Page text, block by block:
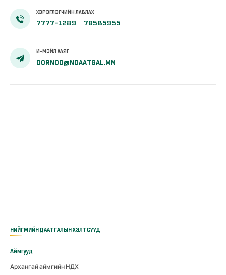
ХЭРЭГЛЭГЧИЙН ЛАВЛАХ
7777-1289 70585955
И-МЭЙЛ ХАЯГ
DORNOD@NDAATGAL.MN
НИЙГМИЙН ДААТГАЛЫН ХЭЛТСҮҮД
Аймгууд
Архангай аймгийн НДХ